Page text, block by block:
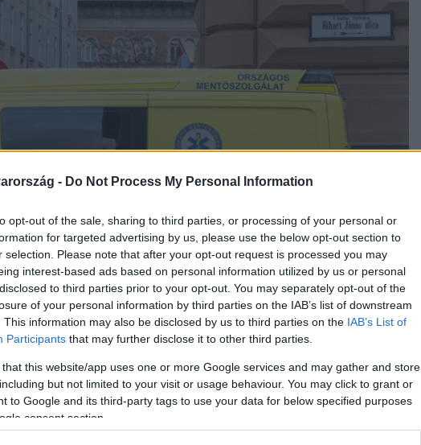
- Do Not Process My Personal Information
opt-out of the sale, sharing to third parties, or processing of your personal or
for targeted advertising by us, please use the below opt-out section to
selection. Please note that after your opt-out request is processed you may
interest-based ads based on personal information utilized by us or personal
to third parties prior to your opt-out. You may separately opt-out of the
of your personal information by third parties on the IAB’s list of downstream
This information may also be disclosed by us to third parties on the IAB’s List of
Participants that may further disclose it to other third parties.
that this website/app uses one or more Google services and may gather and store
but not limited to your visit or usage behaviour. You may click to grant or
to Google and its third-party tags to use your data for below specified purposes
consent section.